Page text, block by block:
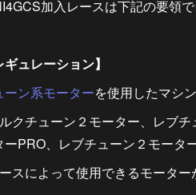
加入レースは下記の要領で
ギュレーション】
ーン系モーターを使用したマシ
クチューン２モーター、レブ
ーPRO、レブチューン２モータ
スによって使用できるモータ